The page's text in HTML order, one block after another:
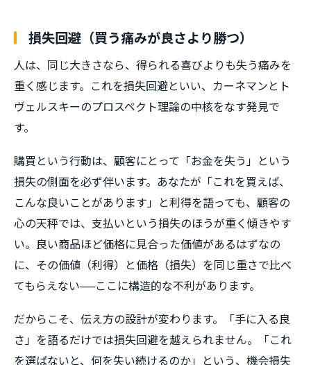
損失回避（買う痛みが良さより勝つ）
人は、同じ大きさなら、得られる喜びよりも失う痛みを
重く感じます。これを損失回避といい、カーネマンとト
ヴェルスキーのプロスペクト理論の中核をなす発見で
す。
購買という行動は、顧客にとって「お金を失う」という
損失の側面を必ず伴います。あなたが「これを買えば、
こんな良いことがあります」と利得を語っても、顧客の
心の天秤では、支払いという損失のほうが重く傾きやす
い。良い商品ほど価格に見合った価値があるはずなの
に、その価値（利得）と価格（損失）を同じ重さで比べ
てもらえない──ここに構造的な不利があります。
だからこそ、伝え方の設計が変わります。「手に入る良
さ」を語るだけでは損失回避を越えられません。「これ
を選ばないと、何を失い続けるのか」という、機会損失